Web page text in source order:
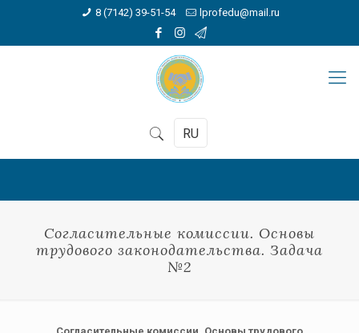
8 (7142) 39-51-54 lprofedu@mail.ru
RU
Согласительные комиссии. Основы
трудового законодательства. Задача
№2